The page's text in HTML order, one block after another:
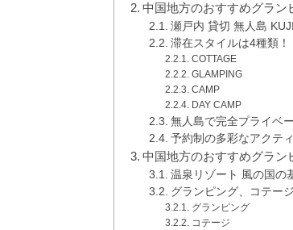
中国地方のおすすめグラ
瀬戸内 貸切 無人島
滞在スタイルは4種類！
COTTAGE
GLAMPING
CAMP
DAY CAMP
無人島で完全プライベ
予約制の多彩なアクテ
中国地方のおすすめグラ
温泉リゾート 風の国の
グランピング、コテー
グランピング
コテージ